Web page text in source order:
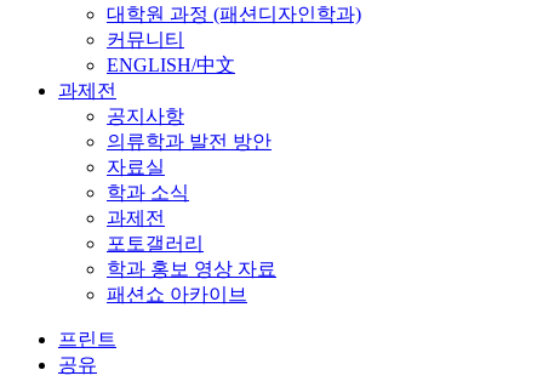
대학원 과정 (패션디자인학과)
커뮤니티
ENGLISH/中文
과제전
공지사항
의류학과 발전 방안
자료실
학과 소식
과제전
포토갤러리
학과 홍보 영상 자료
패션쇼 아카이브
프린트
공유